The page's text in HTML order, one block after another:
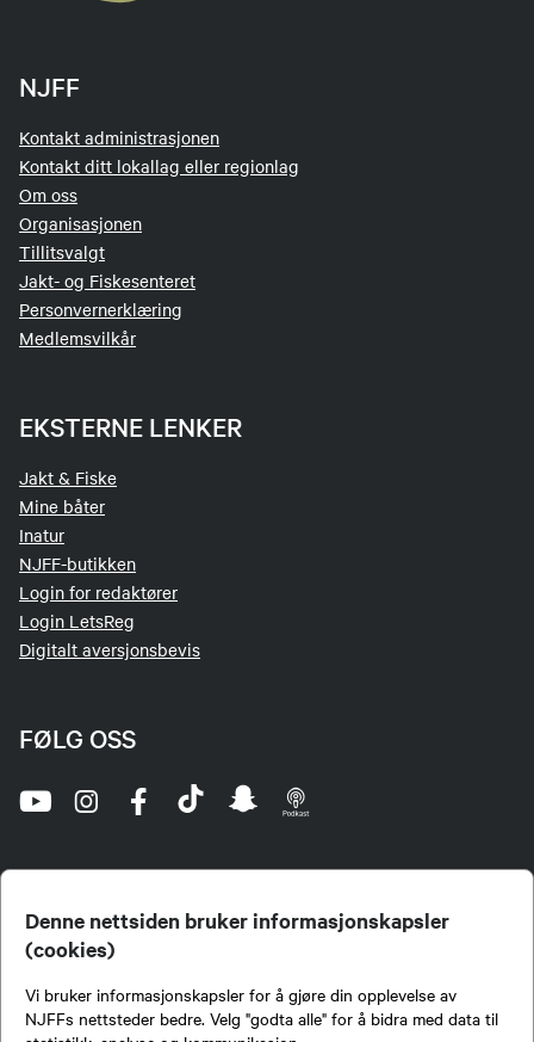
Denne nettsiden bruker informasjonskapsler
(cookies)
Vi bruker informasjonskapsler for å gjøre din opplevelse av
NJFFs nettsteder bedre. Velg "godta alle" for å bidra med data til
NJFF
Kontakt administrasjonen
Kontakt ditt lokallag eller regionlag
Om oss
Organisasjonen
Tillitsvalgt
Jakt- og Fiskesenteret
Personvernerklæring
Medlemsvilkår
EKSTERNE LENKER
Jakt & Fiske
Mine båter
Inatur
NJFF-butikken
Login for redaktører
Login LetsReg
Digitalt aversjonsbevis
FØLG OSS
jegere og sportsfiskere og et av de viktigste miljøene for formidling av kunnskap om jakt og
fiske i Norge. Vi er en partipolitisk nøytral organisasjon, men har et sterkt jakt-, fiske-, og
naturpolitisk engasjement i mange saker.